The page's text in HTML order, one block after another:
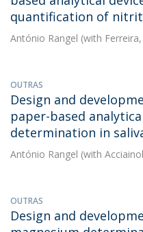
quantification of
António Rangel (with
OUTRAS
Design and
paper-based
determination in
António Rangel (with
OUTRAS
Design and